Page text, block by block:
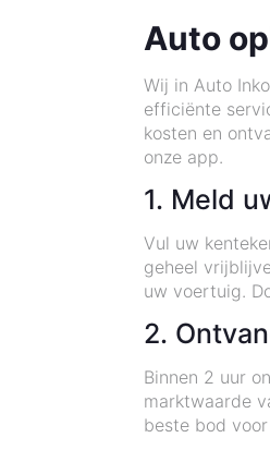
Auto
Wij in Auto
efficiënte
kosten en
onze app.
1. Meld
Vul uw
geheel
uw voertuig.
2.
Binnen 2 uur
marktwaarde
beste bod